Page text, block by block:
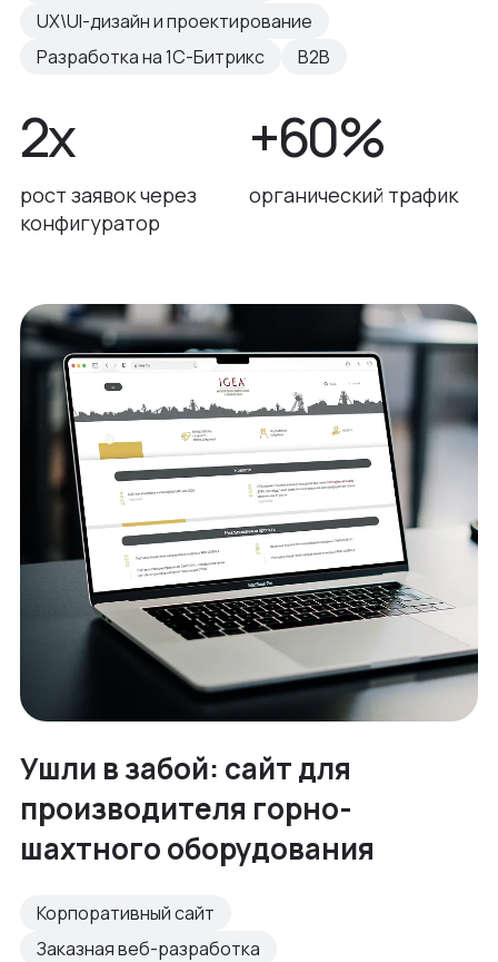
UX\UI-дизайн и проектирование
Разработка на 1С-Битрикс
B2B
2х
рост заявок через
конфигуратор
+60%
органический трафик
Ушли в забой: сайт для
производителя горно-
шахтного оборудования
Корпоративный сайт
Заказная веб-разработка